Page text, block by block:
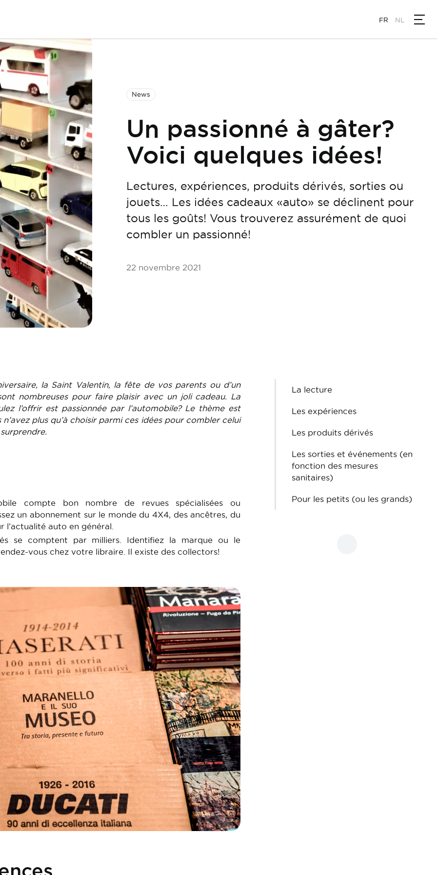
FR NL
News
Un passionné à gâter?
Voici quelques idées!
Lectures, expériences, produits dérivés, sorties ou
jouets… Les idées cadeaux «auto» se déclinent pour
tous les goûts! Vous trouverez assurément de quoi
combler un passionné!
22 novembre 2021
la Saint Valentin, la fête de vos parents ou d’un
nombreuses pour faire plaisir avec un joli cadeau. La
l’offrir est passionnée par l’automobile? Le thème est
plus qu’à choisir parmi ces idées pour combler celui
compte bon nombre de revues spécialisées ou
un abonnement sur le monde du 4X4, des ancêtres, du
l’actualité auto en général.
se comptent par milliers. Identifiez la marque ou le
vous chez votre libraire. Il existe des collectors!
La lecture
Les expériences
Les produits dérivés
Les sorties et événements (en
fonction des mesures
sanitaires)
Pour les petits (ou les grands)